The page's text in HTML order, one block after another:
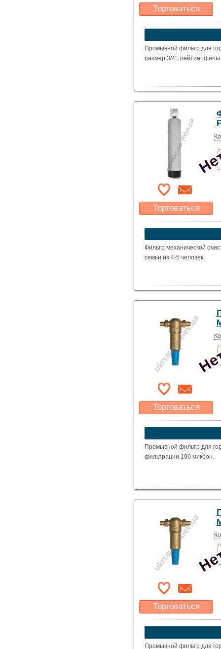
Торговаться
Какая цена Вас
устроит?
Указать цену
Промывной фильтр для
размер 3/4″, рейтинг
Торговаться
Какая цена Вас
устроит?
Фильтр механической
семьи из 4-5 человек.
Торговаться
Какая цена Вас
устроит?
Указать цену
Промывной фильтр для
фильтрации 100 микрон.
Торговаться
Какая цена Вас
устроит?
Указать цену
Промывной фильтр для